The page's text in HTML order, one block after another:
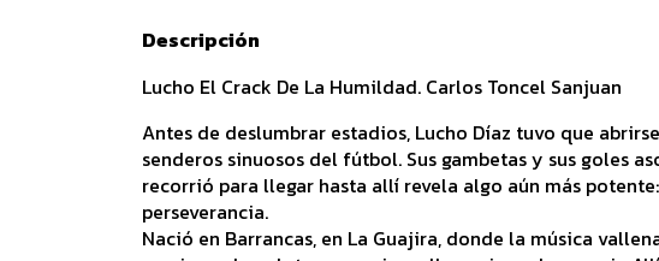
Descripción
Lucho El Crack De La Humildad. Carlos Toncel Sanjuan
Antes de deslumbrar estadios, Lucho Díaz tuvo que
senderos sinuosos del fútbol. Sus gambetas y sus goles
recorrió para llegar hasta allí revela algo aún más
perseverancia.
Nació en Barrancas, en La Guajira, donde la música